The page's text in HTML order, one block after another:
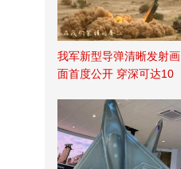
我军新型导弹清晰发射画
面首度公开 穿深可达10